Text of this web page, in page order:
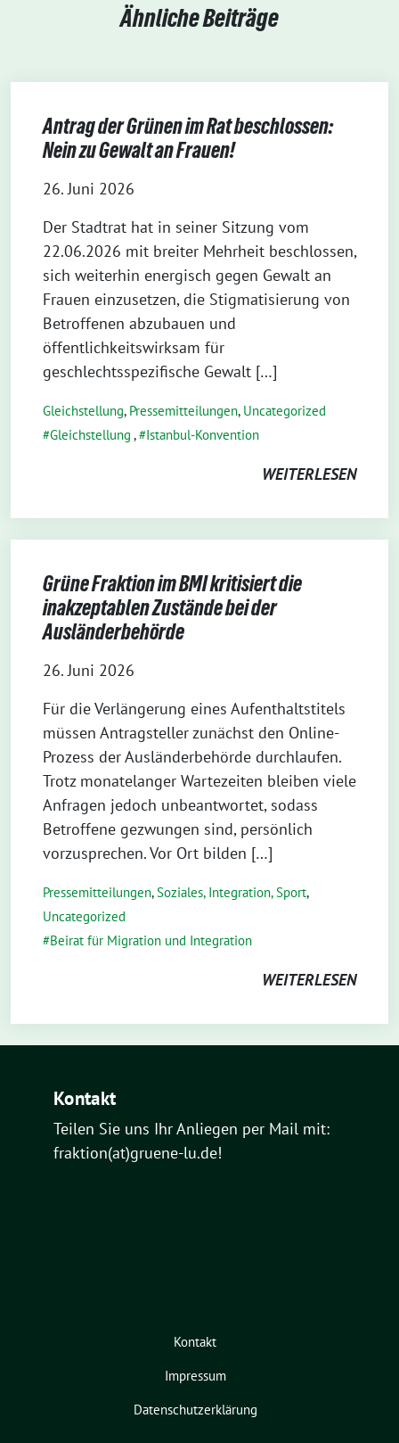
Ähnliche Beiträge
Antrag der Grünen im Rat beschlossen:
Nein zu Gewalt an Frauen!
26. Juni 2026
Der Stadtrat hat in seiner Sitzung vom
22.06.2026 mit breiter Mehrheit beschlossen,
sich weiterhin energisch gegen Gewalt an
Frauen einzusetzen, die Stigmatisierung von
Betroffenen abzubauen und
öffentlichkeitswirksam für
geschlechtsspezifische Gewalt […]
Gleichstellung, Pressemitteilungen, Uncategorized
Gleichstellung , Istanbul-Konvention
WEITERLESEN
Grüne Fraktion im BMI kritisiert die
inakzeptablen Zustände bei der
Ausländerbehörde
26. Juni 2026
Für die Verlängerung eines Aufenthaltstitels
müssen Antragsteller zunächst den Online-
Prozess der Ausländerbehörde durchlaufen.
Trotz monatelanger Wartezeiten bleiben viele
Anfragen jedoch unbeantwortet, sodass
Betroffene gezwungen sind, persönlich
vorzusprechen. Vor Ort bilden […]
Pressemitteilungen,Soziales, Integration, Sport,
Uncategorized
Beirat für Migration und Integration
WEITERLESEN
Kontakt
Teilen Sie uns Ihr Anliegen per Mail mit:
fraktion(at)gruene-lu.de!
Kontakt
Impressum
Datenschutzerklärung